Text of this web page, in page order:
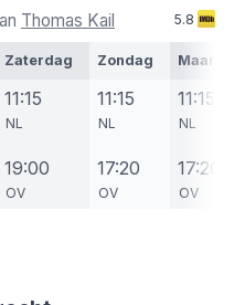
Thomas Kail 5.8
Zaterdag Zondag Maandag
11:15
NL
19:00
OV
11:15
NL
17:20
OV
11:15
NL
17:20
OV